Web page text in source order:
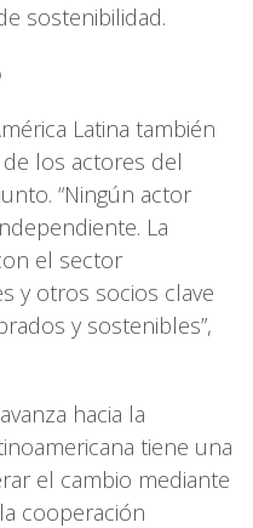
sostenibilidad.
Latina también
los actores del
“Ningún actor
La
el sector
y otros socios clave
y sostenibles”,
hacia la
tiene una
el cambio mediante
cooperación